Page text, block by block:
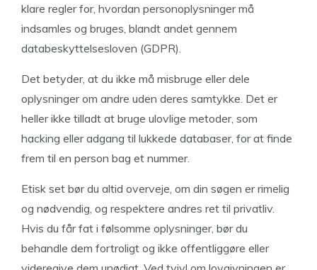
klare regler for, hvordan personoplysninger må
indsamles og bruges, blandt andet gennem
databeskyttelsesloven (GDPR).
Det betyder, at du ikke må misbruge eller dele
oplysninger om andre uden deres samtykke. Det er
heller ikke tilladt at bruge ulovlige metoder, som
hacking eller adgang til lukkede databaser, for at finde
frem til en person bag et nummer.
Etisk set bør du altid overveje, om din søgen er rimelig
og nødvendig, og respektere andres ret til privatliv.
Hvis du får fat i følsomme oplysninger, bør du
behandle dem fortroligt og ikke offentliggøre eller